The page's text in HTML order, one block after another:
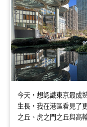
今天，想認識東京最成
生長，我在港區看見了
之丘、虎之門之丘與高